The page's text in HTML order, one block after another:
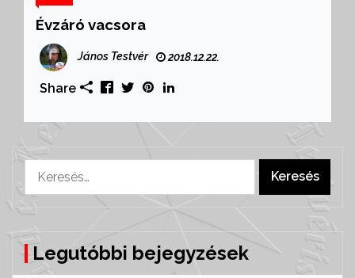
Évzáró vacsora
János Testvér 2018.12.22.
Share
Legutóbbi bejegyzések